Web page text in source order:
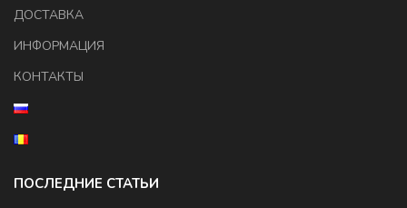
ДОСТАВКА
ИНФОРМАЦИЯ
КОНТАКТЫ
ПОСЛЕДНИЕ СТАТЬИ